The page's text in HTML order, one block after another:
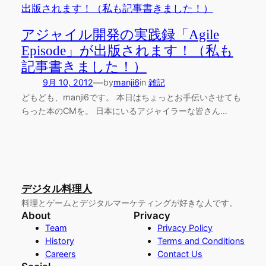
アジャイル開発の実践録「Agile
Episode」が出版されます！（私も
記事書きました！）
9月 10, 2012—bymanji6in 雑記
どもども、manji6です。 本日はちょっとお手伝いさせても
らった本のCMを。 日本にいるアジャイラーな皆さん…
デジタル料理人
料理とゲームとデジタルマーケティングが好きな人です。
About
Team
History
Careers
Privacy
Privacy Policy
Terms and Conditions
Contact Us